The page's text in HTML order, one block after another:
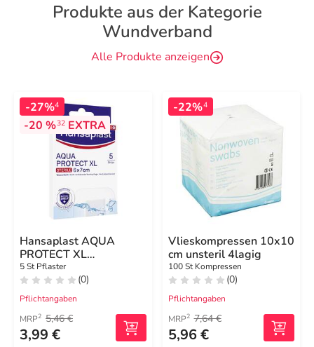
Produkte aus der Kategorie
Wundverband
Alle Produkte anzeigen
-27%4
-20 %32EXTRA
Hansaplast AQUA
PROTECT XL
Wundverband steril 6x7
cm
5 St Pflaster
(0)
Pflichtangaben
MRP2 5,46 €
3,99 €
-22%4
Vlieskompressen 10x10
cm unsteril 4lagig
100 St Kompressen
(0)
Pflichtangaben
MRP2 7,64 €
5,96 €